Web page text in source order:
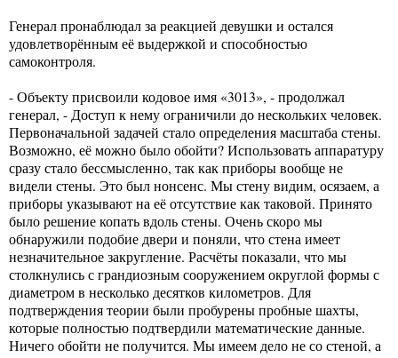
Генерал пронаблюдал за реакцией девушки и остался
удовлетворённым её выдержкой и способностью
самоконтроля.
- Объекту присвоили кодовое имя «3013», - продолжал
генерал, - Доступ к нему ограничили до нескольких человек.
Первоначальной задачей стало определения масштаба стены.
Возможно, её можно было обойти? Использовать аппаратуру
сразу стало бессмысленно, так как приборы вообще не
видели стены. Это был нонсенс. Мы стену видим, осязаем, а
приборы указывают на её отсутствие как таковой. Принято
было решение копать вдоль стены. Очень скоро мы
обнаружили подобие двери и поняли, что стена имеет
незначительное закругление. Расчёты показали, что мы
столкнулись с грандиозным сооружением округлой формы с
диаметром в несколько десятков километров. Для
подтверждения теории были пробурены пробные шахты,
которые полностью подтвердили математические данные.
Ничего обойти не получится. Мы имеем дело не со стеной, а